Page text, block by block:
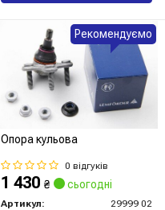
Опора кульова
0 відгуків
1 430 ₴ сьогодні
Артикул:
29999 02
Рекомендуємо